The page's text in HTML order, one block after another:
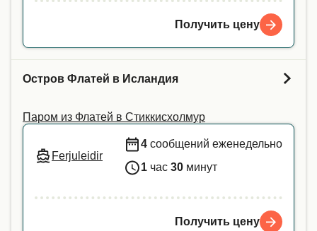
Получить цену
Остров Флатей в Исландия
Паром из Флатей в Стиккисхолмур
Ferjuleidir
4 сообщений еженедельно
1 час 30 минут
Получить цену